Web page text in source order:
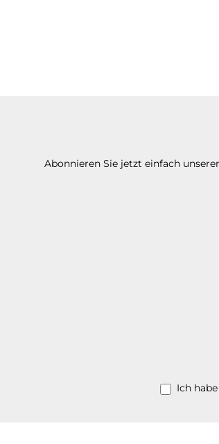
Abonnieren Sie jetzt einfach
Ich